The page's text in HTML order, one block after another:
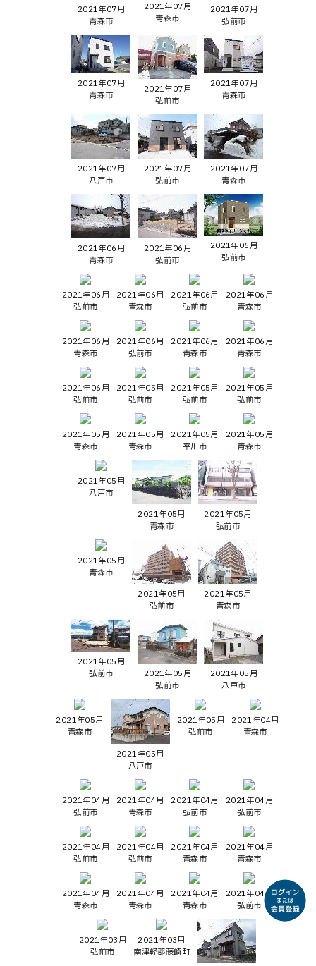
2021年07月
青森市
2021年07月
青森市
2021年07月
弘前市
2021年07月
青森市
2021年07月
弘前市
2021年07月
青森市
2021年07月
八戸市
2021年07月
弘前市
2021年07月
青森市
2021年06月
青森市
2021年06月
弘前市
2021年06月
弘前市
2021年06月
弘前市
2021年06月
青森市
2021年06月
弘前市
2021年06月
青森市
2021年06月
青森市
2021年06月
弘前市
2021年06月
青森市
2021年06月
青森市
2021年06月
弘前市
2021年05月
弘前市
2021年05月
弘前市
2021年05月
弘前市
2021年05月
青森市
2021年05月
青森市
2021年05月
平川市
2021年05月
青森市
2021年05月
八戸市
2021年05月
青森市
2021年05月
弘前市
2021年05月
青森市
2021年05月
弘前市
2021年05月
青森市
2021年05月
弘前市
2021年05月
弘前市
2021年05月
八戸市
2021年05月
青森市
2021年05月
八戸市
2021年05月
弘前市
2021年04月
青森市
2021年04月
弘前市
2021年04月
青森市
2021年04月
弘前市
2021年04月
弘前市
2021年04月
弘前市
2021年04月
弘前市
2021年04月
青森市
2021年04月
青森市
2021年04月
青森市
2021年04月
青森市
2021年04月
青森市
2021年04月
弘前市
2021年03月
弘前市
2021年03月
南津軽郡藤崎町